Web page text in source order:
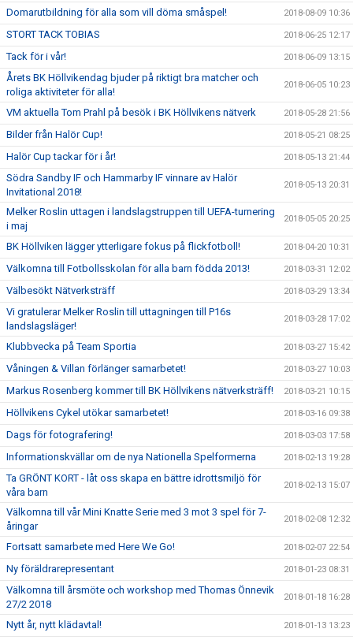
Domarutbildning för alla som vill döma småspel! 2018-08-09 10:36
STORT TACK TOBIAS 2018-06-25 12:17
Tack för i vår! 2018-06-09 13:15
Årets BK Höllvikendag bjuder på riktigt bra matcher och
roliga aktiviteter för alla!
2018-06-05 10:23
VM aktuella Tom Prahl på besök i BK Höllvikens nätverk 2018-05-28 21:56
Bilder från Halör Cup! 2018-05-21 08:25
Halör Cup tackar för i år! 2018-05-13 21:44
Södra Sandby IF och Hammarby IF vinnare av Halör
Invitational 2018!
2018-05-13 20:31
Melker Roslin uttagen i landslagstruppen till UEFA-turnering
i maj
2018-05-05 20:25
BK Höllviken lägger ytterligare fokus på flickfotboll! 2018-04-20 10:31
Välkomna till Fotbollsskolan för alla barn födda 2013! 2018-03-31 12:02
Välbesökt Nätverksträff 2018-03-29 13:34
Vi gratulerar Melker Roslin till uttagningen till P16s
landslagsläger!
2018-03-28 17:02
Klubbvecka på Team Sportia 2018-03-27 15:42
Våningen & Villan förlänger samarbetet! 2018-03-27 10:03
Markus Rosenberg kommer till BK Höllvikens nätverksträff! 2018-03-21 10:15
Höllvikens Cykel utökar samarbetet! 2018-03-16 09:38
Dags för fotografering! 2018-03-03 17:58
Informationskvällar om de nya Nationella Spelformerna 2018-02-13 19:28
Ta GRÖNT KORT - låt oss skapa en bättre idrottsmiljö för
våra barn
2018-02-13 15:07
Välkomna till vår Mini Knatte Serie med 3 mot 3 spel för 7-
åringar
2018-02-08 12:32
Fortsatt samarbete med Here We Go! 2018-02-07 22:54
Ny föräldrarepresentant 2018-01-23 08:31
Välkomna till årsmöte och workshop med Thomas Önnevik
27/2 2018
2018-01-18 16:28
Nytt år, nytt klädavtal! 2018-01-13 13:23